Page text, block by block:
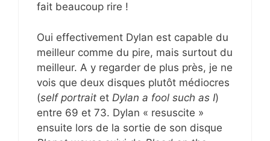
fait beaucoup rire !
Oui effectivement Dylan est capable du
meilleur comme du pire, mais surtout du
meilleur. A y regarder de plus près, je ne
vois que deux disques plutôt médiocres
(self portrait et Dylan a fool such as I)
entre 69 et 73. Dylan « resuscite »
ensuite lors de la sortie de son disque